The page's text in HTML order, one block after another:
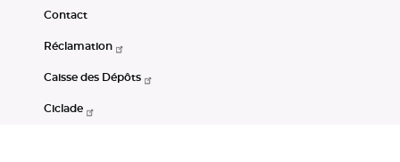
Contact
Réclamation
Caisse des Dépôts
Ciclade